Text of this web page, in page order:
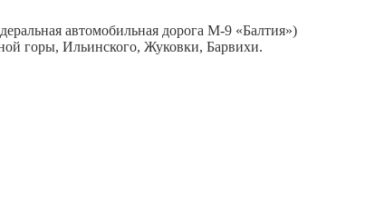
автомобильная дорога М-9 «Балтия»)
горы, Ильинского, Жуковки, Барвихи.